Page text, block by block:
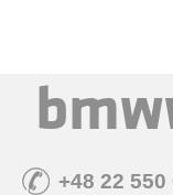
+48 22 550